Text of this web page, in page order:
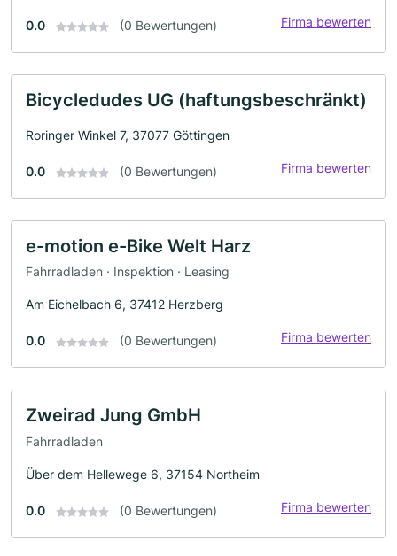
0.0 (0 Bewertungen) Firma bewerten
Bicycledudes UG (haftungsbeschränkt)
Roringer Winkel 7, 37077 Göttingen
0.0 (0 Bewertungen) Firma bewerten
e-motion e-Bike Welt Harz
Fahrradladen · Inspektion · Leasing
Am Eichelbach 6, 37412 Herzberg
0.0 (0 Bewertungen) Firma bewerten
Zweirad Jung GmbH
Fahrradladen
Über dem Hellewege 6, 37154 Northeim
0.0 (0 Bewertungen) Firma bewerten